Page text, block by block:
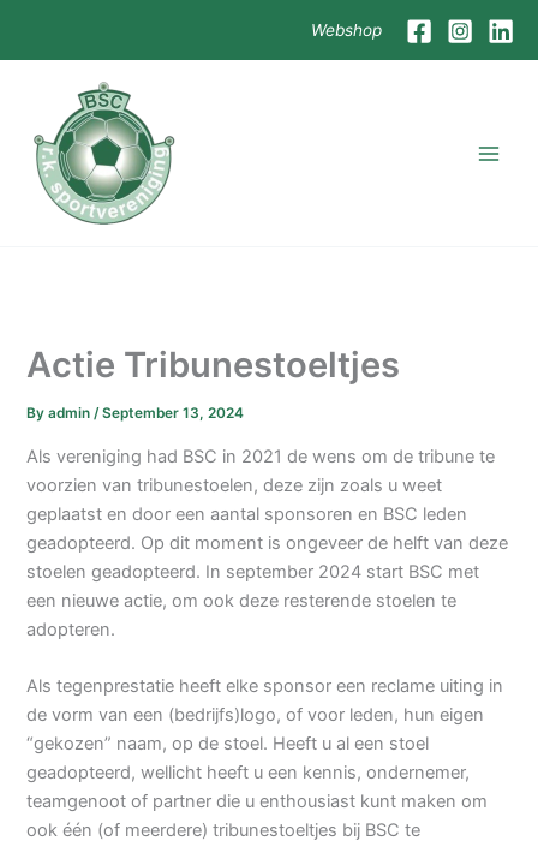
Webshop
Actie Tribunestoeltjes
Byadmin/September 13, 2024
Als vereniging had BSC in 2021 de wens om de tribune te
voorzien van tribunestoelen, deze zijn zoals u weet
geplaatst en door een aantal sponsoren en BSC leden
geadopteerd. Op dit moment is ongeveer de helft van deze
stoelen geadopteerd. In september 2024 start BSC met
een nieuwe actie, om ook deze resterende stoelen te
adopteren.
Als tegenprestatie heeft elke sponsor een reclame uiting in
de vorm van een (bedrijfs)logo, of voor leden, hun eigen
“gekozen” naam, op de stoel. Heeft u al een stoel
geadopteerd, wellicht heeft u een kennis, ondernemer,
teamgenoot of partner die u enthousiast kunt maken om
ook één (of meerdere) tribunestoeltjes bij BSC te